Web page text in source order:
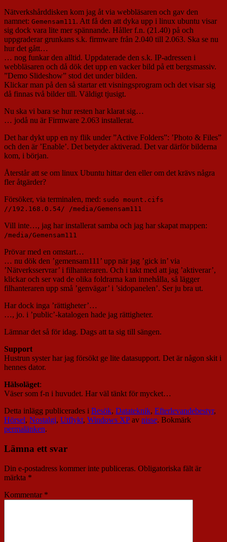
Nätverkshårddisken kom jag åt via webbläsaren och gav den
namnet: Gemensam111. Att få den att dyka upp i linux ubuntu visar
sig dock vara lite mer spännande. Håller f.n. (21.40) på och
uppgraderar grunkans s.k. firmware från 2.040 till 2.063. Ska se nu
hur det gått…
… nog funkar den alltid. Uppdaterade den s.k. IP-adressen i
webbläsaren och då dök det upp en vacker bild på ett bergsmassiv.
”Demo Slideshow” stod det under bilden.
Klickar man på den så startar ett visningsprogram och det visar sig
då finnas två bilder till. Väldigt tjusigt.
Nu ska vi bara se hur resten har klarat sig…
… jodå nu är Firmware 2.063 installerat.
Det har dykt upp en ny flik under ”Active Folders”: ’Photo & Files”
och den är ’Enable’. Det betyder aktiverad. Det var därför bilderna
kom, i början.
Återstår att se om linux Ubuntu hittar den eller om det krävs några
fler åtgärder?
Försöker, via terminalen, med: sudo mount.cifs
//192.168.0.54/ /media/Gemensam111
Vill inte…, jag har installerat samba och jag har skapat mappen:
/media/Gemensam111
Prövar med en omstart…
… nu dök den ’gemensam111’ upp när jag ’gick in’ via
’Nätverksservrar’ i filhanteraren. Och i takt med att jag ’aktiverar’,
klickar och ser vad de olika foldrarna kan innehålla, så lägger
filhanteraren upp små ’genvägar’ i ’sidopanelen’. Ser ju bra ut.
Har dock inga ’rättigheter’…
…, jo. i ’public’-katalogen hade jag rättigheter.
Lämnar det så för idag. Dags att ta sig till sängen.
Support
Hustrun syster har jag försökt ge lite datasupport. Det är någon skit i
hennes dator.
Hälsoläget:
Väser som f-n i huvudet. Har väl tänkt för mycket…
Detta inlägg publicerades i Besök, Datateknik, Efterlevandebestyr,
Hörsel, Nostalgi, Utflykt, Windows XPav nisse. Bokmärk
permalänken.
Lämna ett svar
Din e-postadress kommer inte publiceras. Obligatoriska fält är
märkta *
Kommentar *